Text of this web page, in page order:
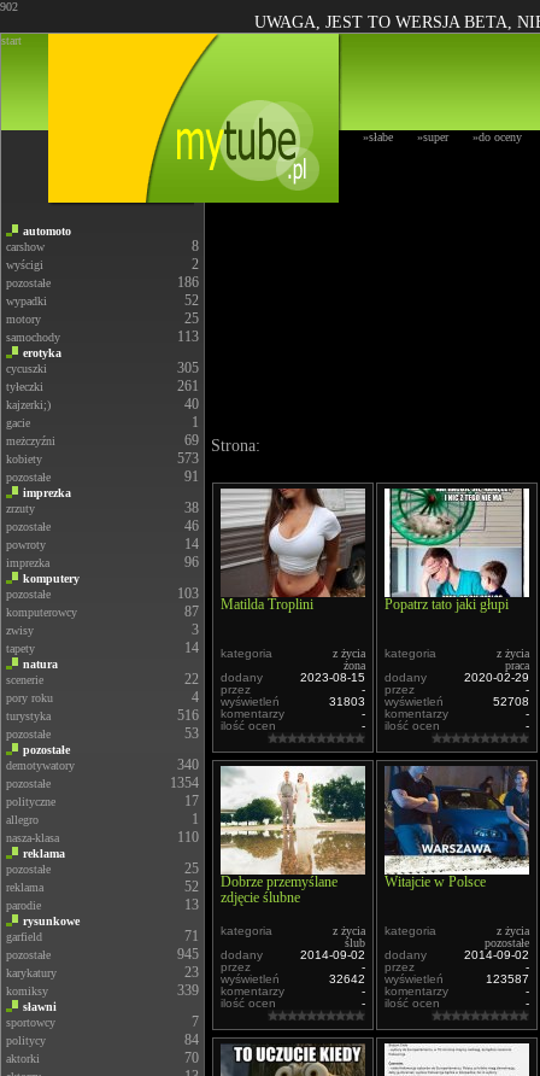
902
UWAGA, JEST TO WERSJA BETA,
start
»słabe »super »do oceny
automoto
carshow
8
wyścigi 2
pozostałe 186
wypadki 52
motory 25
samochody 113
erotyka
cycuszki
305
tyłeczki 261
kajzerki;) 40
gacie 1
meżczyźni 69
kobiety 573
pozostałe 91
imprezka
zrzuty
38
pozostałe 46
powroty 14
imprezka 96
komputery
pozostałe
103
komputerowcy 87
zwisy 3
tapety 14
natura
scenerie
22
pory roku 4
turystyka 516
pozostałe 53
pozostałe
demotywatory
340
pozostałe 1354
polityczne 17
allegro 1
nasza-klasa 110
reklama
pozostałe
25
reklama 52
parodie 13
rysunkowe
garfield
71
pozostałe 945
karykatury 23
komiksy 339
sławni
sportowcy
7
politycy 84
aktorki 70
Strona:
Matilda Troplini
kategoria
z życia
żona
dodany
2023-08-15
przez
-
wyświetleń
31803
komentarzy
-
ilość ocen
-
Popatrz tato jaki głupi
kategoria
z życia
praca
dodany
2020-02-29
przez
-
wyświetleń
52708
komentarzy
-
ilość ocen
-
Dobrze przemyślane
zdjęcie ślubne
kategoria
z życia
ślub
dodany
2014-09-02
przez
-
wyświetleń
32642
komentarzy
-
ilość ocen
-
Witajcie w Polsce
kategoria
z życia
pozostałe
dodany
2014-09-02
przez
-
wyświetleń
123587
komentarzy
-
ilość ocen
-